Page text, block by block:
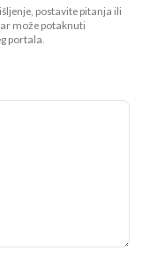
postavite pitanja ili
može potaknuti
portala.